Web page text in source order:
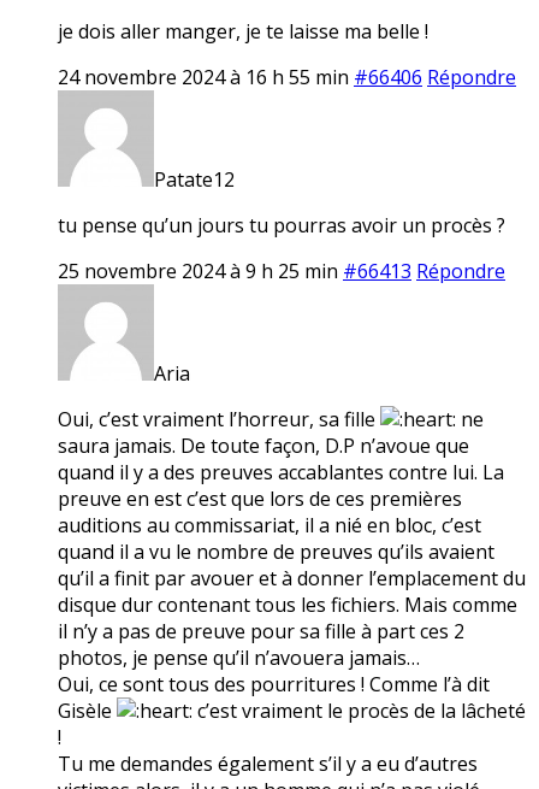
je dois aller manger, je te laisse ma belle !
24 novembre 2024 à 16 h 55 min #66406 Répondre
Patate12
tu pense qu’un jours tu pourras avoir un procès ?
25 novembre 2024 à 9 h 25 min #66413 Répondre
Aria
Oui, c’est vraiment l’horreur, sa fille
ne
saura jamais. De toute façon, D.P n’avoue que
quand il y a des preuves accablantes contre lui. La
preuve en est c’est que lors de ces premières
auditions au commissariat, il a nié en bloc, c’est
quand il a vu le nombre de preuves qu’ils avaient
qu’il a finit par avouer et à donner l’emplacement du
disque dur contenant tous les fichiers. Mais comme
il n’y a pas de preuve pour sa fille à part ces 2
photos, je pense qu’il n’avouera jamais…
Oui, ce sont tous des pourritures ! Comme l’à dit
Gisèle
c’est vraiment le procès de la lâcheté
!
Tu me demandes également s’il y a eu d’autres